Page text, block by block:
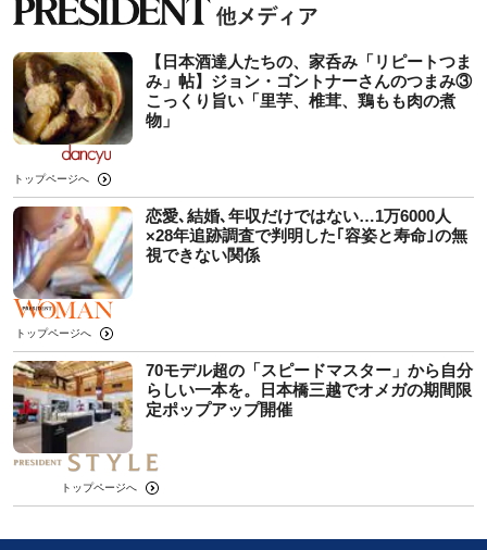
【日本酒達人たちの、家呑み「リピートつま
み」帖】ジョン・ゴントナーさんのつまみ③
こっくり旨い「里芋、椎茸、鶏もも肉の煮
物」
トップページへ
恋愛､結婚､年収だけではない…1万6000人
×28年追跡調査で判明した｢容姿と寿命｣の無
視できない関係
トップページへ
70モデル超の「スピードマスター」から自分
らしい一本を。日本橋三越でオメガの期間限
定ポップアップ開催
トップページへ